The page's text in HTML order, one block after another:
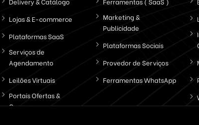
Lojas & E-commerce
Plataformas SaaS
Serviços de
Agendamento
Leilões Virtuais
Portais Ofertas &
Cupons
Marketing &
Publicidade
Plataformas Sociais
Provedor de Serviços
Ferramentas WhatsApp